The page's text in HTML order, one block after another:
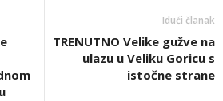
Idući članak
TRENUTNO Velike gužve na
ulazu u Veliku Goricu s
istočne strane